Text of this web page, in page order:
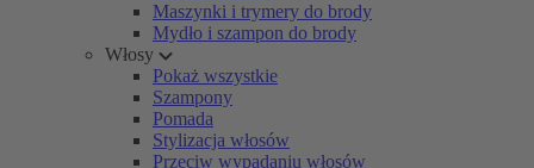
Maszynki i trymery do brody
Mydło i szampon do brody
Włosy
Pokaż wszystkie
Szampony
Pomada
Stylizacja włosów
Przeciw wypadaniu włosów